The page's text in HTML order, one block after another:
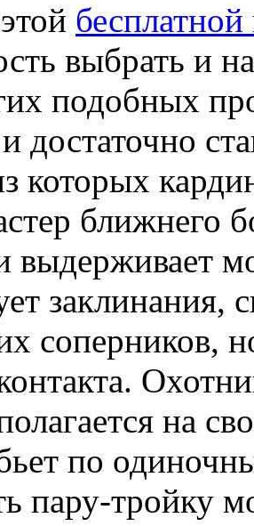
выбрать и
подобных
достаточно
которых
ближнего
выдерживает
заклинания,
соперников,
на
по
пару-тройку